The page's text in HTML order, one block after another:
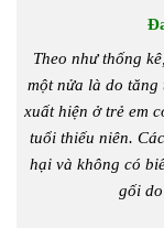
Theo như thống
một nửa là do
xuất hiện ở trẻ em
tuổi thiếu niên.
hại và không có
gối